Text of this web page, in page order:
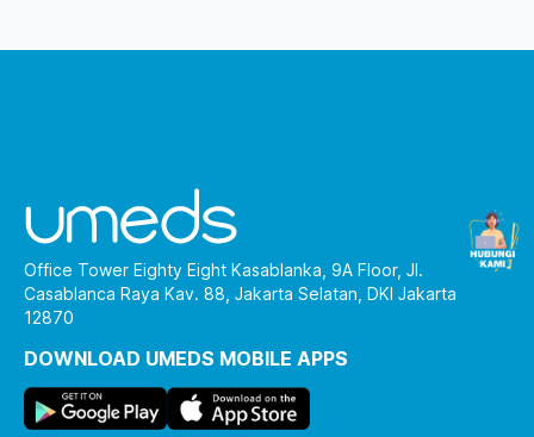
Office Tower Eighty Eight Kasablanka, 9A Floor, Jl.
Casablanca Raya Kav. 88, Jakarta Selatan, DKI Jakarta
12870
DOWNLOAD UMEDS MOBILE APPS